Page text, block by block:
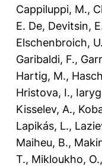
Cappiluppi, M.,
E. De, Devitsin,
Elschenbroich, U.
Garibaldi, F.,
Hartig, M.,
Hristova, I.,
Kisselev, A.,
Lapikás, L.,
Maiheu, B.,
T., Mikloukho, O.,